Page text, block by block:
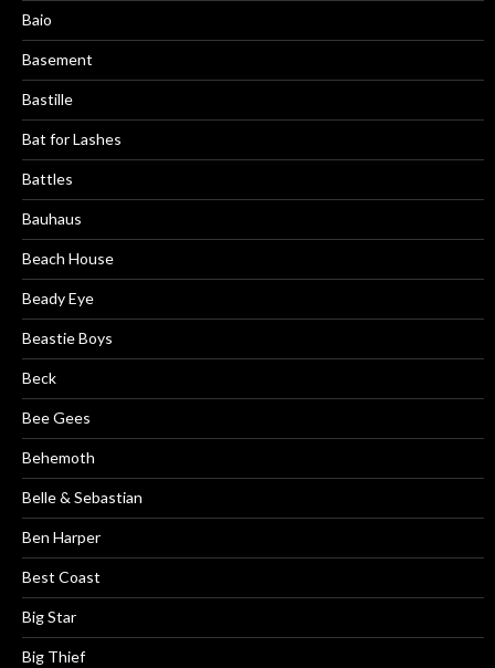
Baio
Basement
Bastille
Bat for Lashes
Battles
Bauhaus
Beach House
Beady Eye
Beastie Boys
Beck
Bee Gees
Behemoth
Belle & Sebastian
Ben Harper
Best Coast
Big Star
Big Thief